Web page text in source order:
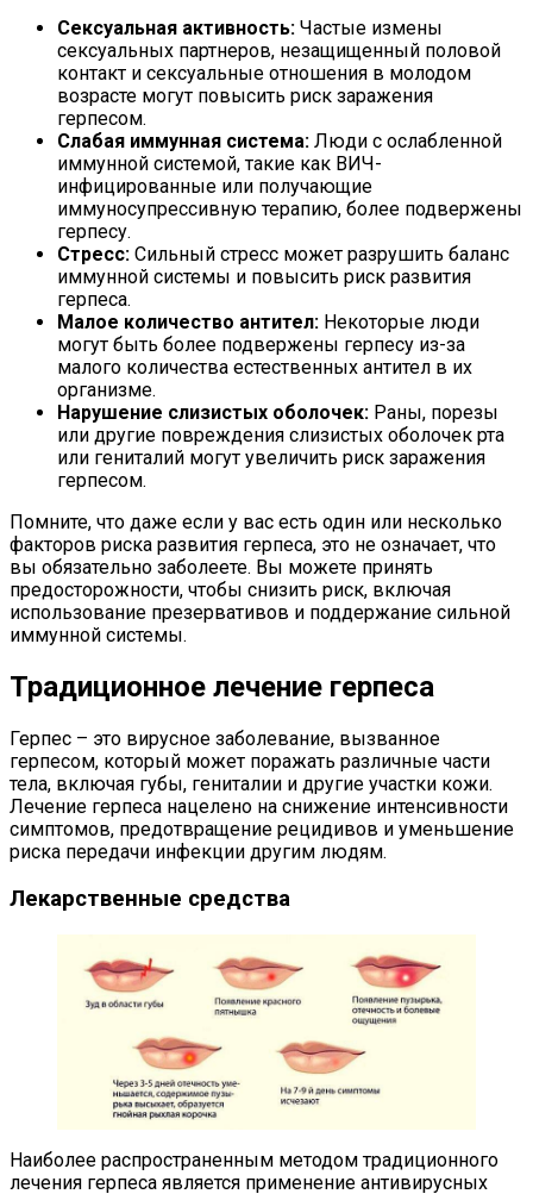
Сексуальная активность: Частые измены
сексуальных партнеров, незащищенный половой
контакт и сексуальные отношения в молодом
возрасте могут повысить риск заражения
герпесом.
Слабая иммунная система: Люди с ослабленной
иммунной системой, такие как ВИЧ-
инфицированные или получающие
иммуносупрессивную терапию, более подвержены
герпесу.
Стресс: Сильный стресс может разрушить баланс
иммунной системы и повысить риск развития
герпеса.
Малое количество антител: Некоторые люди
могут быть более подвержены герпесу из-за
малого количества естественных антител в их
организме.
Нарушение слизистых оболочек: Раны, порезы
или другие повреждения слизистых оболочек рта
или гениталий могут увеличить риск заражения
герпесом.
Помните, что даже если у вас есть один или несколько
факторов риска развития герпеса, это не означает, что
вы обязательно заболеете. Вы можете принять
предосторожности, чтобы снизить риск, включая
использование презервативов и поддержание сильной
иммунной системы.
Традиционное лечение герпеса
Герпес – это вирусное заболевание, вызванное
герпесом, который может поражать различные части
тела, включая губы, гениталии и другие участки кожи.
Лечение герпеса нацелено на снижение интенсивности
симптомов, предотвращение рецидивов и уменьшение
риска передачи инфекции другим людям.
Лекарственные средства
Наиболее распространенным методом традиционного
лечения герпеса является применение антивирусных